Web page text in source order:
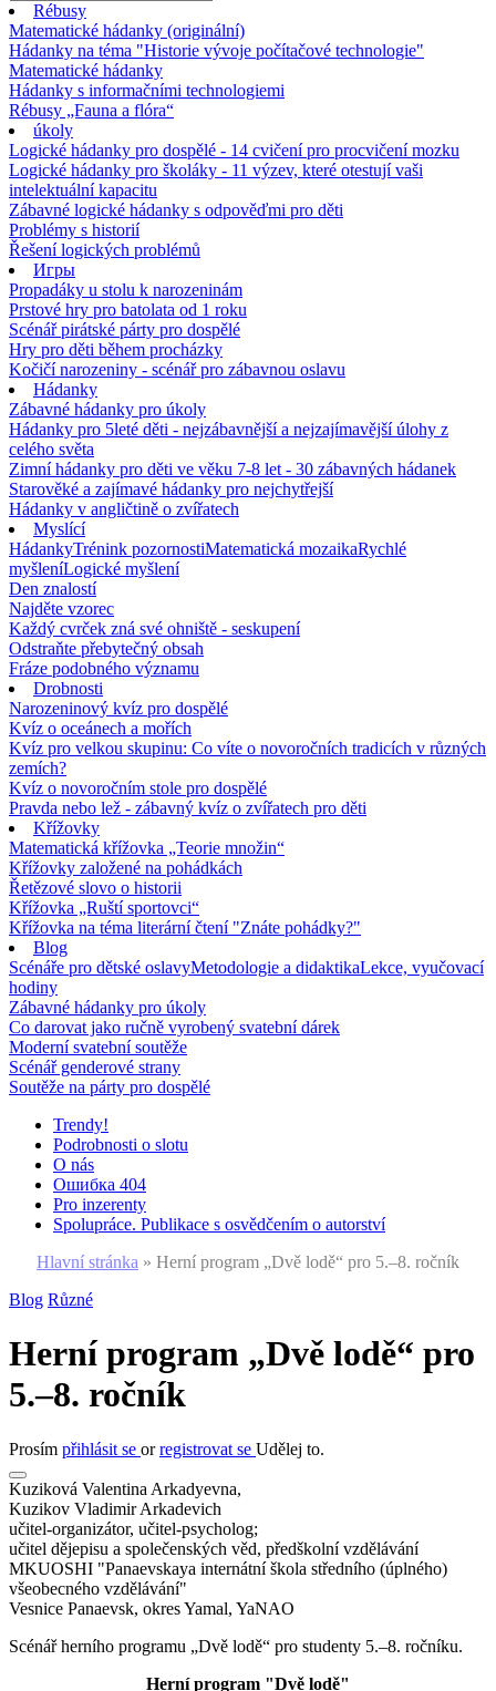
Rébusy
Matematické hádanky (originální)
Hádanky na téma "Historie vývoje počítačové technologie"
Matematické hádanky
Hádanky s informačními technologiemi
Rébusy „Fauna a flóra“
úkoly
Logické hádanky pro dospělé - 14 cvičení pro procvičení mozku
Logické hádanky pro školáky - 11 výzev, které otestují vaši
intelektuální kapacitu
Zábavné logické hádanky s odpověďmi pro děti
Problémy s historií
Řešení logických problémů
Игры
Propadáky u stolu k narozeninám
Prstové hry pro batolata od 1 roku
Scénář pirátské párty pro dospělé
Hry pro děti během procházky
Kočičí narozeniny - scénář pro zábavnou oslavu
Hádanky
Zábavné hádanky pro úkoly
Hádanky pro 5leté děti - nejzábavnější a nejzajímavější úlohy z
celého světa
Zimní hádanky pro děti ve věku 7-8 let - 30 zábavných hádanek
Starověké a zajímavé hádanky pro nejchytřejší
Hádanky v angličtině o zvířatech
Myslící
HádankyTrénink pozornostiMatematická mozaikaRychlé
myšleníLogické myšlení
Den znalostí
Najděte vzorec
Každý cvrček zná své ohniště - seskupení
Odstraňte přebytečný obsah
Fráze podobného významu
Drobnosti
Narozeninový kvíz pro dospělé
Kvíz o oceánech a mořích
Kvíz pro velkou skupinu: Co víte o novoročních tradicích v různých
zemích?
Kvíz o novoročním stole pro dospělé
Pravda nebo lež - zábavný kvíz o zvířatech pro děti
Křížovky
Matematická křížovka „Teorie množin“
Křížovky založené na pohádkách
Řetězové slovo o historii
Křížovka „Ruští sportovci“
Křížovka na téma literární čtení "Znáte pohádky?"
Blog
Scénáře pro dětské oslavyMetodologie a didaktikaLekce, vyučovací
hodiny
Zábavné hádanky pro úkoly
Co darovat jako ručně vyrobený svatební dárek
Moderní svatební soutěže
Scénář genderové strany
Soutěže na párty pro dospělé
Trendy!
Podrobnosti o slotu
O nás
Ошибка 404
Pro inzerenty
Spolupráce. Publikace s osvědčením o autorství
Hlavní stránka » Herní program „Dvě lodě“ pro 5.–8. ročník
Blog Různé
Herní program „Dvě lodě“ pro
5.–8. ročník
Prosím přihlásit se orregistrovat se Udělej to.
Kuziková Valentina Arkadyevna,
Kuzikov Vladimir Arkadevich
učitel-organizátor, učitel-psycholog;
učitel dějepisu a společenských věd, předškolní vzdělávání
MKUOSHI "Panaevskaya internátní škola středního (úplného)
všeobecného vzdělávání"
Vesnice Panaevsk, okres Yamal, YaNAO
Scénář herního programu „Dvě lodě“ pro studenty 5.–8. ročníku.
Herní program "Dvě lodě"